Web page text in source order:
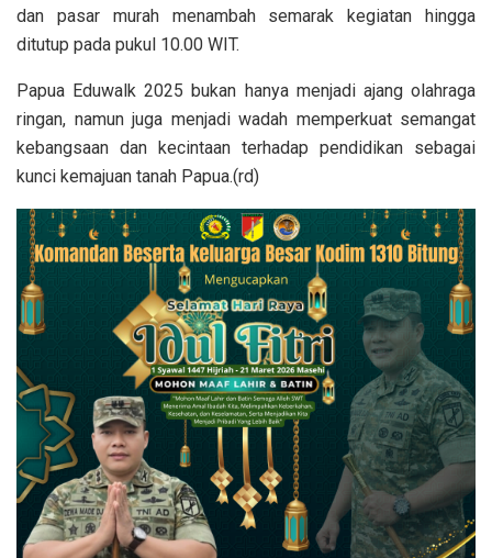
dan pasar murah menambah semarak kegiatan hingga
ditutup pada pukul 10.00 WIT.
Papua Eduwalk 2025 bukan hanya menjadi ajang olahraga
ringan, namun juga menjadi wadah memperkuat semangat
kebangsaan dan kecintaan terhadap pendidikan sebagai
kunci kemajuan tanah Papua.(rd)